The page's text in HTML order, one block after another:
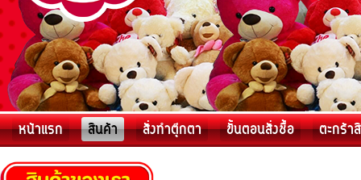
หน้าแรก สินค้า สั่งทำตุ๊กตา ขั้นตอนสั่งชื้อ ตะกร้า